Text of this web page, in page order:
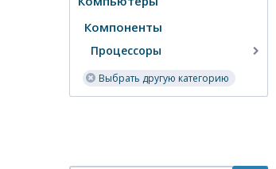
Компоненты
Процессоры
Выбрать другую категорию